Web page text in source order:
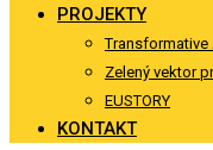
PROJEKTY
Transformative
Zelený vektor
EUSTORY
KONTAKT